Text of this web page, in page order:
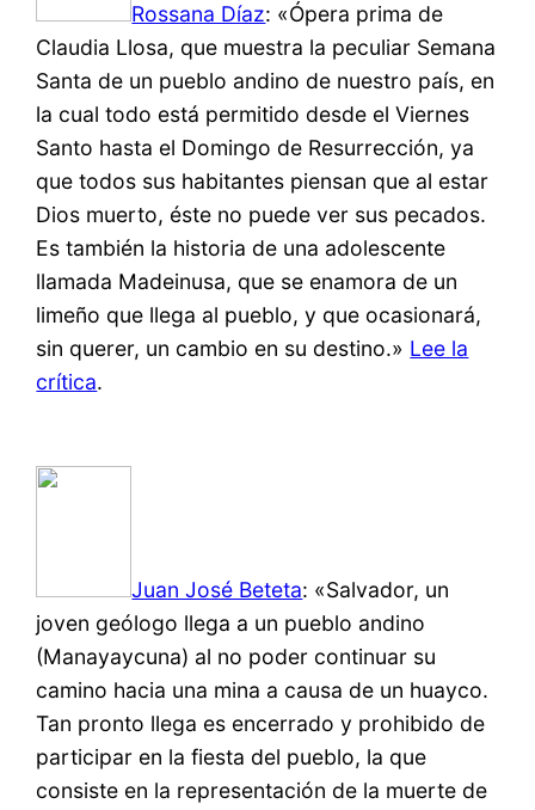
Rossana Díaz: «Ópera prima de
Claudia Llosa, que muestra la peculiar Semana
Santa de un pueblo andino de nuestro país, en
la cual todo está permitido desde el Viernes
Santo hasta el Domingo de Resurrección, ya
que todos sus habitantes piensan que al estar
Dios muerto, éste no puede ver sus pecados.
Es también la historia de una adolescente
llamada Madeinusa, que se enamora de un
limeño que llega al pueblo, y que ocasionará,
sin querer, un cambio en su destino.» Lee la
crítica.
Juan José Beteta: «Salvador, un
joven geólogo llega a un pueblo andino
(Manayaycuna) al no poder continuar su
camino hacia una mina a causa de un huayco.
Tan pronto llega es encerrado y prohibido de
participar en la fiesta del pueblo, la que
consiste en la representación de la muerte de